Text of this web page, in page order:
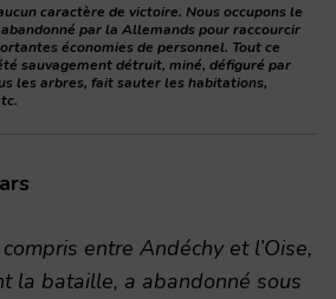
caractère de victoire. Nous occupons le
par la Allemands pour raccourcir
économies de personnel. Tout ce
sauvagement détruit, miné, défiguré par
les arbres, fait sauter les habitations,
entre Andéchy et l’Oise,
la bataille, a abandonné sous